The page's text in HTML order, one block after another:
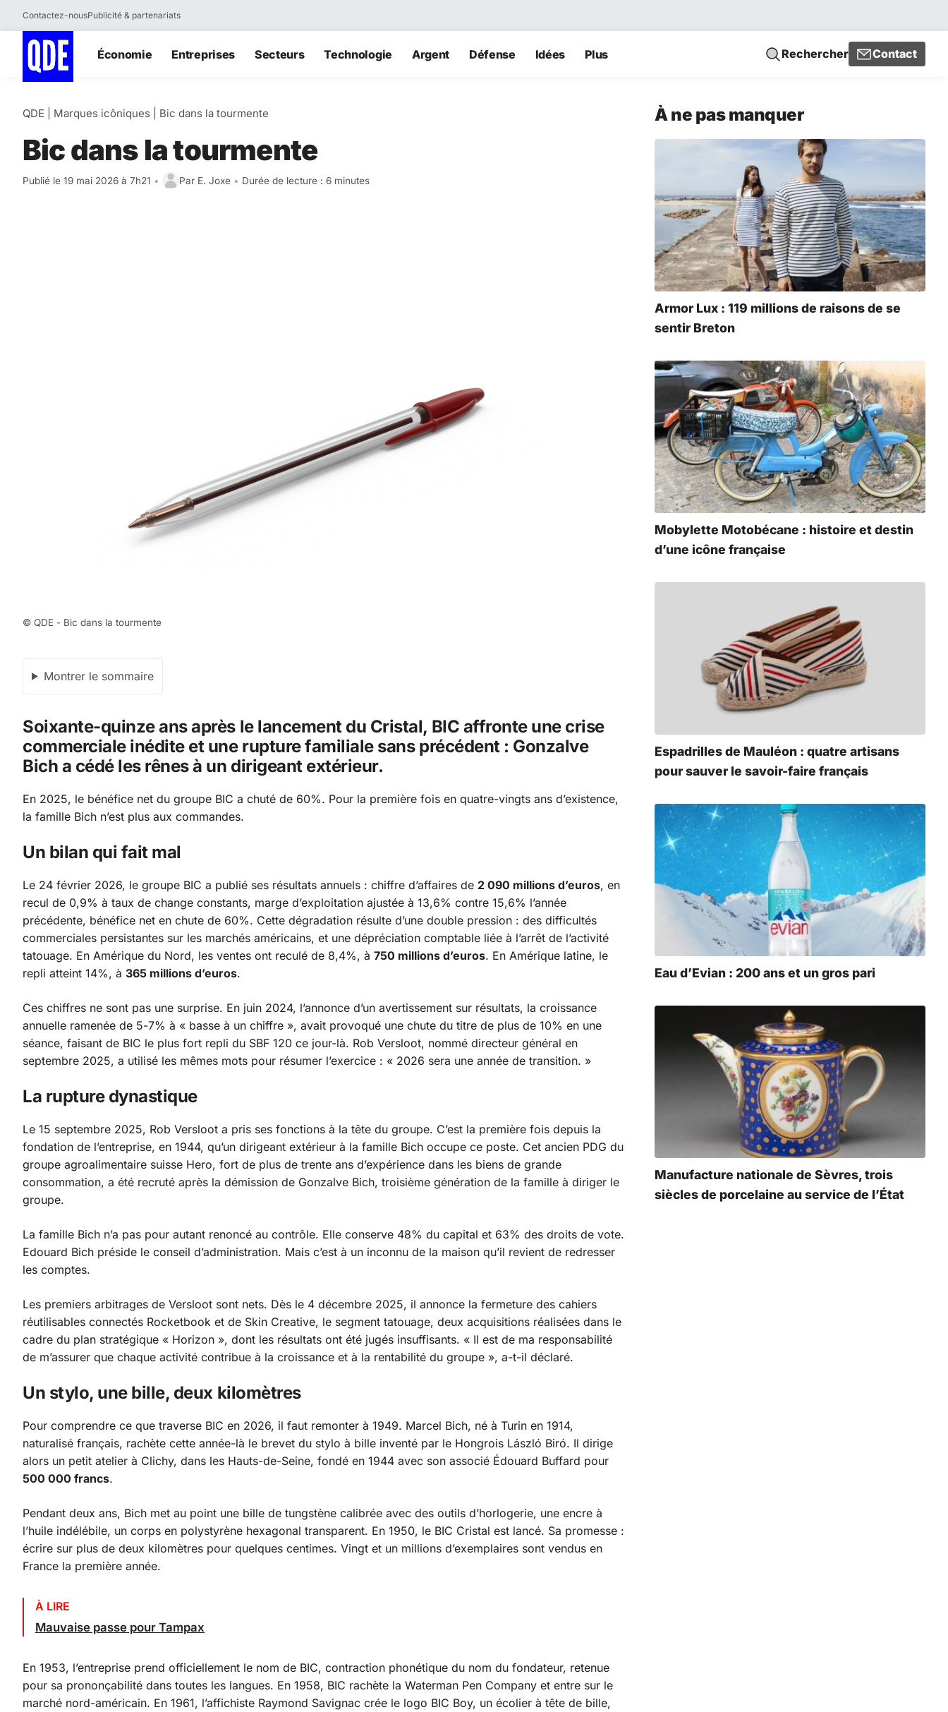
Contactez-nousPublicité & partenariats
contenu
Rechercher Contact
Économie Entreprises Secteurs Technologie Argent Défense Idées Plus
QDE Marques icôniques Bic dans la tourmente
Bic dans la tourmente
Publié le 19 mai 2026 à 7h21 • Par E. Joxe • Durée de lecture : 6 minutes
© QDE - Bic dans la tourmente
Montrer le sommaire
Soixante-quinze ans après le lancement du Cristal, BIC affronte une crise
commerciale inédite et une rupture familiale sans précédent : Gonzalve
Bich a cédé les rênes à un dirigeant extérieur.
En 2025, le bénéfice net du groupe BIC a chuté de 60%. Pour la première fois en quatre-vingts ans d’existence,
la famille Bich n’est plus aux commandes.
Un bilan qui fait mal
Le 24 février 2026, le groupe BIC a publié ses résultats annuels : chiffre d’affaires de 2 090 millions d’euros, en
recul de 0,9% à taux de change constants, marge d’exploitation ajustée à 13,6% contre 15,6% l’année
précédente, bénéfice net en chute de 60%. Cette dégradation résulte d’une double pression : des difficultés
commerciales persistantes sur les marchés américains, et une dépréciation comptable liée à l’arrêt de l’activité
tatouage. En Amérique du Nord, les ventes ont reculé de 8,4%, à 750 millions d’euros. En Amérique latine, le
repli atteint 14%, à 365 millions d’euros.
Ces chiffres ne sont pas une surprise. En juin 2024, l’annonce d’un avertissement sur résultats, la croissance
annuelle ramenée de 5-7% à « basse à un chiffre », avait provoqué une chute du titre de plus de 10% en une
séance, faisant de BIC le plus fort repli du SBF 120 ce jour-là. Rob Versloot, nommé directeur général en
septembre 2025, a utilisé les mêmes mots pour résumer l’exercice : « 2026 sera une année de transition. »
La rupture dynastique
Le 15 septembre 2025, Rob Versloot a pris ses fonctions à la tête du groupe. C’est la première fois depuis la
fondation de l’entreprise, en 1944, qu’un dirigeant extérieur à la famille Bich occupe ce poste. Cet ancien PDG du
groupe agroalimentaire suisse Hero, fort de plus de trente ans d’expérience dans les biens de grande
consommation, a été recruté après la démission de Gonzalve Bich, troisième génération de la famille à diriger le
groupe.
La famille Bich n’a pas pour autant renoncé au contrôle. Elle conserve 48% du capital et 63% des droits de vote.
Edouard Bich préside le conseil d’administration. Mais c’est à un inconnu de la maison qu’il revient de redresser
les comptes.
Les premiers arbitrages de Versloot sont nets. Dès le 4 décembre 2025, il annonce la fermeture des cahiers
réutilisables connectés Rocketbook et de Skin Creative, le segment tatouage, deux acquisitions réalisées dans le
cadre du plan stratégique « Horizon », dont les résultats ont été jugés insuffisants. « Il est de ma responsabilité
de m’assurer que chaque activité contribue à la croissance et à la rentabilité du groupe », a-t-il déclaré.
Un stylo, une bille, deux kilomètres
Pour comprendre ce que traverse BIC en 2026, il faut remonter à 1949. Marcel Bich, né à Turin en 1914,
naturalisé français, rachète cette année-là le brevet du stylo à bille inventé par le Hongrois László Biró. Il dirige
alors un petit atelier à Clichy, dans les Hauts-de-Seine, fondé en 1944 avec son associé Édouard Buffard pour
500 000 francs.
Pendant deux ans, Bich met au point une bille de tungstène calibrée avec des outils d’horlogerie, une encre à
l’huile indélébile, un corps en polystyrène hexagonal transparent. En 1950, le BIC Cristal est lancé. Sa promesse :
écrire sur plus de deux kilomètres pour quelques centimes. Vingt et un millions d’exemplaires sont vendus en
France la première année.
À LIRE
Mauvaise passe pour Tampax
En 1953, l’entreprise prend officiellement le nom de BIC, contraction phonétique du nom du fondateur, retenue
pour sa prononçabilité dans toutes les langues. En 1958, BIC rachète la Waterman Pen Company et entre sur le
marché nord-américain. En 1961, l’affichiste Raymond Savignac crée le logo BIC Boy, un écolier à tête de bille,
À ne pas manquer
Armor Lux : 119 millions de raisons de se
sentir Breton
Mobylette Motobécane : histoire et destin
d’une icône française
Espadrilles de Mauléon : quatre artisans
pour sauver le savoir-faire français
Eau d’Evian : 200 ans et un gros pari
Manufacture nationale de Sèvres, trois
siècles de porcelaine au service de l’État